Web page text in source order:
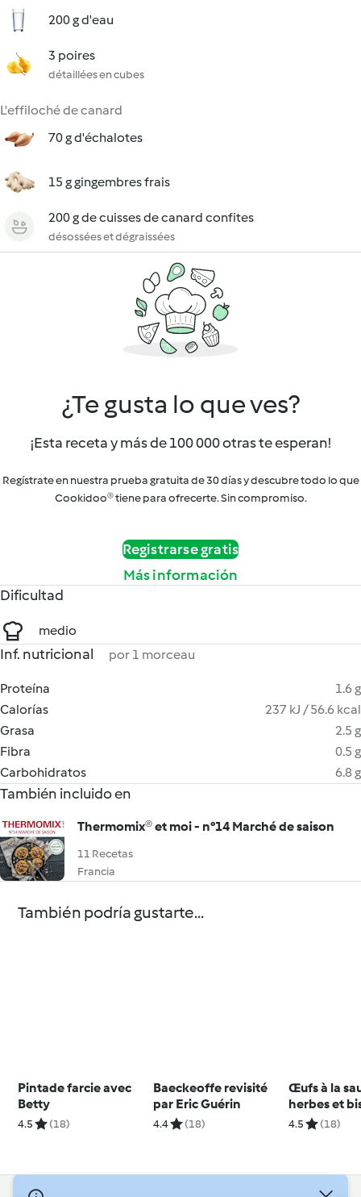
200 g d'eau
3 poires
détaillées en cubes
L'effiloché de canard
70 g d'échalotes
15 g gingembres frais
200 g de cuisses de canard confites
désossées et dégraissées
¿Te gusta lo que ves?
¡Esta receta y más de 100 000 otras te esperan!
Regístrate en nuestra prueba gratuita de 30 días y descubre todo lo que
Cookidoo® tiene para ofrecerte. Sin compromiso.
Registrarse gratis
Más información
Dificultad
medio
Inf. nutricional por 1 morceau
Proteína
1.6 g
Calorías
237 kJ / 56.6 kcal
Grasa
2.5 g
Fibra
0.5 g
Carbohidratos
6.8 g
También incluido en
Thermomix® et moi - n°14 Marché de saison
11 Recetas
Francia
También podría gustarte...
Pintade farcie avec
Betty
4.5 (18)
Baeckeoffe revisité
par Eric Guérin
4.4 (18)
Œufs à la
herbes et
Pâques
4.5 (18)